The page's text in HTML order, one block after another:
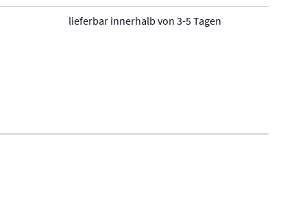
lieferbar innerhalb von 3-5 Tagen